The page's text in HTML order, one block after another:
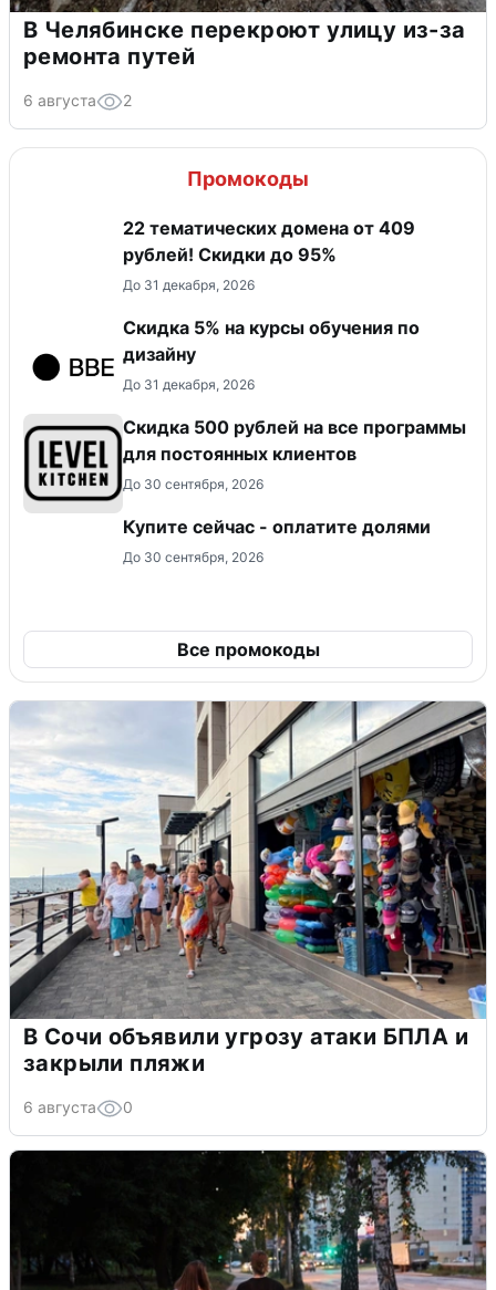
В Челябинске перекроют улицу из-за
ремонта путей
6 августа 2
Промокоды
22 тематических домена от 409
рублей! Скидки до 95%
До 31 декабря, 2026
Скидка 5% на курсы обучения по
дизайну
До 31 декабря, 2026
Скидка 500 рублей на все программы
для постоянных клиентов
До 30 сентября, 2026
Купите сейчас - оплатите долями
До 30 сентября, 2026
Все промокоды
В Сочи объявили угрозу атаки БПЛА и
закрыли пляжи
6 августа 0